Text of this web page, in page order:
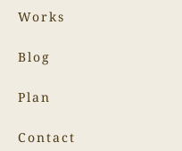
Works
Blog
Plan
Contact